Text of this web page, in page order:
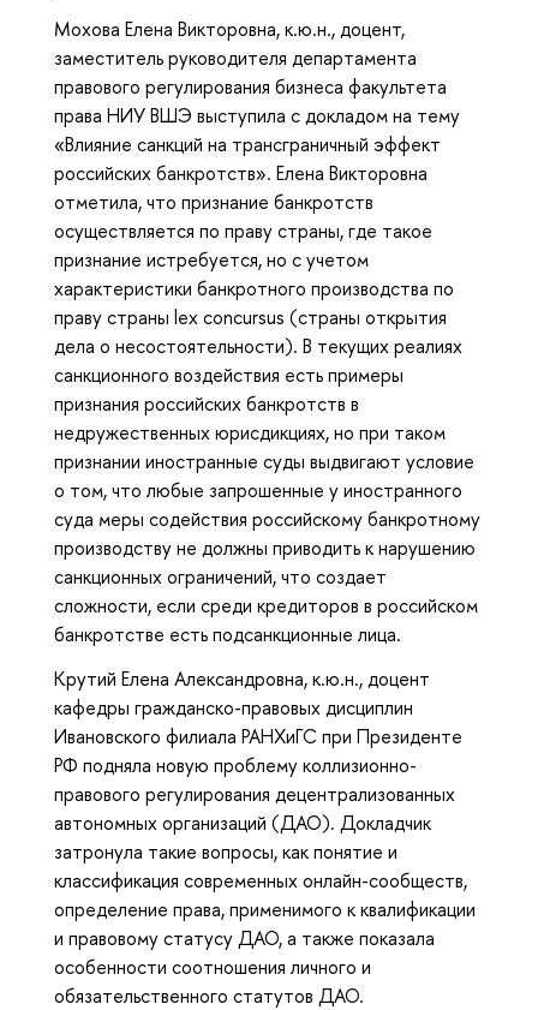
Мохова Елена Викторовна, к.ю.н., доцент,
заместитель руководителя департамента
правового регулирования бизнеса факультета
права НИУ ВШЭ выступила с докладом на тему
«Влияние санкций на трансграничный эффект
российских банкротств». Елена Викторовна
отметила, что признание банкротств
осуществляется по праву страны, где такое
признание истребуется, но с учетом
характеристики банкротного производства по
праву страны lex concursus (страны открытия
дела о несостоятельности). В текущих реалиях
санкционного воздействия есть примеры
признания российских банкротств в
недружественных юрисдикциях, но при таком
признании иностранные суды выдвигают условие
о том, что любые запрошенные у иностранного
суда меры содействия российскому банкротному
производству не должны приводить к нарушению
санкционных ограничений, что создает
сложности, если среди кредиторов в российском
банкротстве есть подсанкционные лица.
Крутий Елена Александровна, к.ю.н., доцент
кафедры гражданско-правовых дисциплин
Ивановского филиала РАНХиГС при Президенте
РФ подняла новую проблему коллизионно-
правового регулирования децентрализованных
автономных организаций (ДАО). Докладчик
затронула такие вопросы, как понятие и
классификация современных онлайн-сообществ,
определение права, применимого к квалификации
и правовому статусу ДАО, а также показала
особенности соотношения личного и
обязательственного статутов ДАО.